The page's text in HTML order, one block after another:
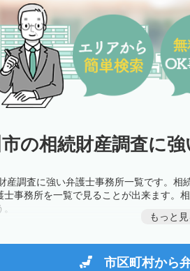
の相続財産調査に
産調査に強い弁護士事務所一覧です。
士事務所を一覧で見ることが出来ます。
もっと見
市区町村から